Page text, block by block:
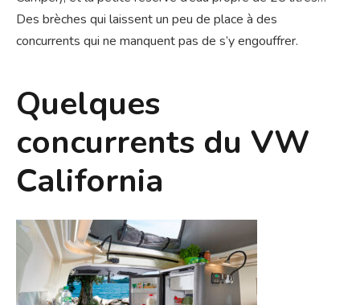
Des brèches qui laissent un peu de place à des
concurrents qui ne manquent pas de s’y engouffrer.
Quelques
concurrents du VW
California